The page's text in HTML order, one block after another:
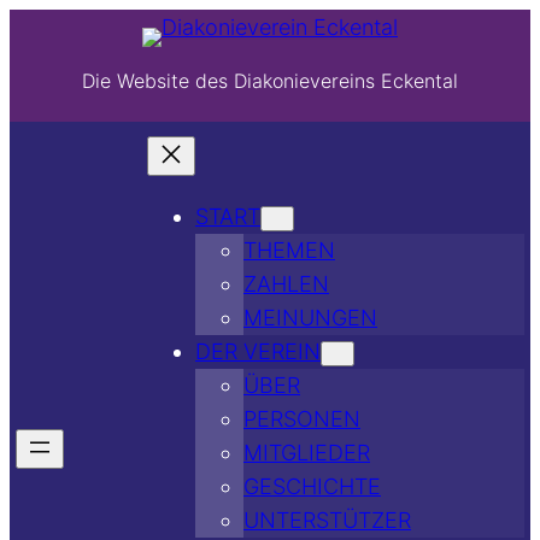
Die Website des Diakonievereins Eckental
START
THEMEN
ZAHLEN
MEINUNGEN
DER VEREIN
ÜBER
PERSONEN
MITGLIEDER
GESCHICHTE
UNTERSTÜTZER